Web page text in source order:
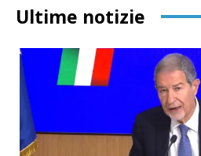
Ultime notizie